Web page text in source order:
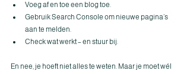
Voeg af en toe een blog toe.
Gebruik Search Console om nieuwe pagina’s
aan te melden.
Check wat werkt – en stuur bij.
En nee, je hoeft niet alles te weten. Maar je moet wél